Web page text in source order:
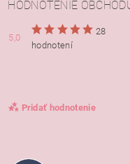
HODNOTENIE
5,0
28
hodnotení
Pridať hodnotenie